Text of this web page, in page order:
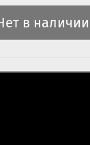
в наличии